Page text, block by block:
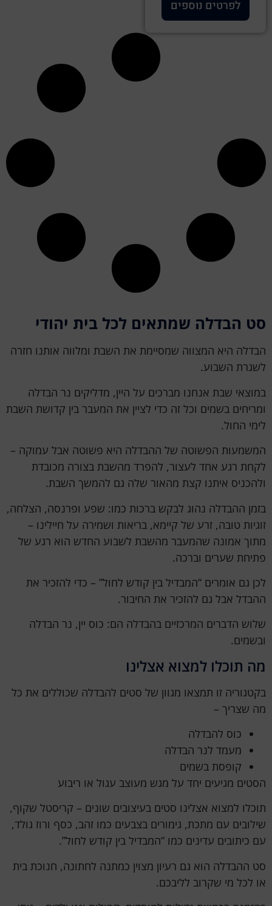
לפרטים נוספים
סט הבדלה שמתאים לכל בית יהודי
הבדלה היא המצווה שמסיימת את השבת ומלווה אותנו חזרה
לשגרת השבוע.
במוצאי שבת אנחנו מברכים על היין, מדליקים נר הבדלה
ומריחים בשמים וכל זה כדי לציין את המעבר בין קדושת השבת
לימי החול.
המשמעות הפשוטה של ההבדלה היא פשוטה אבל עמוקה –
לקחת רגע אחד לעצור, להפרד מהשבת בצורה מכובדת
ולהכניס איתנו קצת מהאור שלה גם להמשך השבת.
בזמן ההבדלה נהוג לבקש ברכות כמו: שפע ופרנסה, הצלחה,
זוגיות טובה, זרע של קיימא, בריאות ושמירה על חיילינו –
מתוך אמונה שהמעבר מהשבת לשבוע החדש הוא רגע של
פתיחת שערים וברכה.
לכן גם אומרים “המבדיל בין קודש לחול” – כדי להזכיר את
ההבדל אבל גם להזכיר את החיבור.
שלוש הדברים המרכזיים בהבדלה הם: כוס יין, נר הבדלה
ובשמים.
מה תוכלו למצוא אצלינו
בקטגוריה זו תמצאו מגוון של סטים להבדלה שכוללים את כל
מה שצריך –
כוס להבדלה
מעמד לנר הבדלה
קופסת בשמים
הסטים מגיעים יחד על מגש מעוצב עגול או ריבוע
תוכלו למצוא אצלינו סטים בעיצובים שונים – קריסטל שקוף,
שילובים עם מתכת, גימורים בצבעים כמו זהב, כסף ורוז גולד,
עם כיתובים עדינים כמו “המבדיל בין קודש לחול”.
סט ההבדלה הוא גם רעיון מצוין כמתנה לחתונה, חנוכת בית
או לכל מי שקרוב לליבכם.